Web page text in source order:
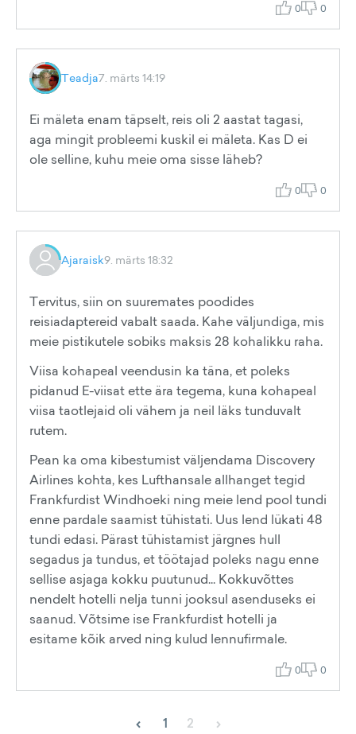
0 0
Teadja7. märts 14:19
Ei mäleta enam täpselt, reis oli 2 aastat tagasi,
aga mingit probleemi kuskil ei mäleta. Kas D ei
ole selline, kuhu meie oma sisse läheb?
0 0
Ajaraisk9. märts 18:32
Tervitus, siin on suuremates poodides
reisiadaptereid vabalt saada. Kahe väljundiga, mis
meie pistikutele sobiks maksis 28 kohalikku raha.
Viisa kohapeal veendusin ka täna, et poleks
pidanud E-viisat ette ära tegema, kuna kohapeal
viisa taotlejaid oli vähem ja neil läks tunduvalt
rutem.
Pean ka oma kibestumist väljendama Discovery
Airlines kohta, kes Lufthansale allhanget tegid
Frankfurdist Windhoeki ning meie lend pool tundi
enne pardale saamist tühistati. Uus lend lükati 48
tundi edasi. Pärast tühistamist järgnes hull
segadus ja tundus, et töötajad poleks nagu enne
sellise asjaga kokku puutunud... Kokkuvõttes
nendelt hotelli nelja tunni jooksul asenduseks ei
saanud. Võtsime ise Frankfurdist hotelli ja
esitame kõik arved ning kulud lennufirmale.
0 0
‹ 1 2 ›